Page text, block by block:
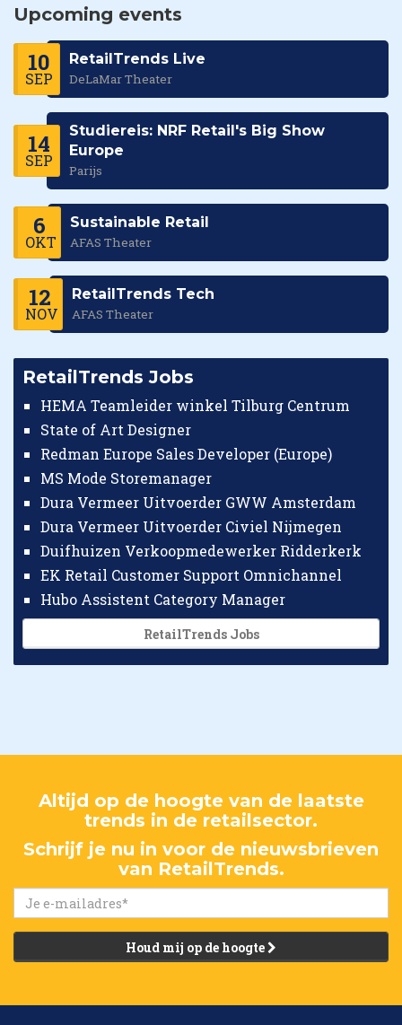
Upcoming events
10
SEP
RetailTrends Live
DeLaMar Theater
14
SEP
Studiereis: NRF Retail's Big Show
Europe
Parijs
6
OKT
Sustainable Retail
AFAS Theater
12
NOV
RetailTrends Tech
AFAS Theater
RetailTrends Jobs
HEMA Teamleider winkel Tilburg Centrum
State of Art Designer
Redman Europe Sales Developer (Europe)
MS Mode Storemanager
Dura Vermeer Uitvoerder GWW Amsterdam
Dura Vermeer Uitvoerder Civiel Nijmegen
Duifhuizen Verkoopmedewerker Ridderkerk
EK Retail Customer Support Omnichannel
Hubo Assistent Category Manager
RetailTrends Jobs
Altijd op de hoogte van de laatste
trends in de retailsector.
Schrijf je nu in voor de nieuwsbrieven
van RetailTrends.
Houd mij op de hoogte